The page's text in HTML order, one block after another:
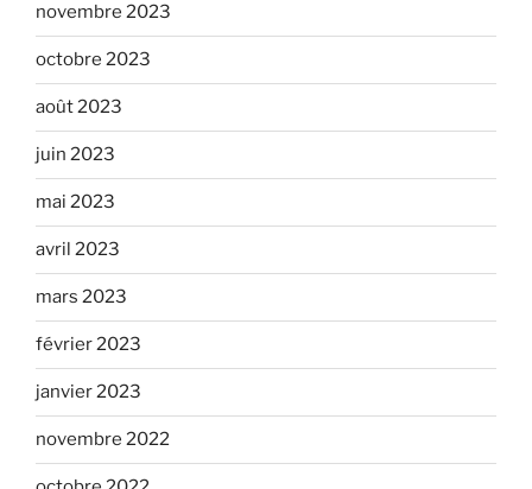
novembre 2023
octobre 2023
août 2023
juin 2023
mai 2023
avril 2023
mars 2023
février 2023
janvier 2023
novembre 2022